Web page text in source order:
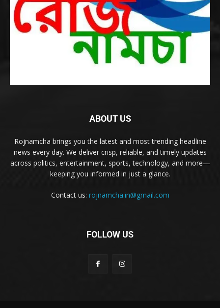
ABOUT US
Rojnamcha brings you the latest and most trending headline
news every day. We deliver crisp, reliable, and timely updates
across politics, entertainment, sports, technology, and more—
keeping you informed in just a glance.
Contact us: rojnamcha.in@gmail.com
FOLLOW US